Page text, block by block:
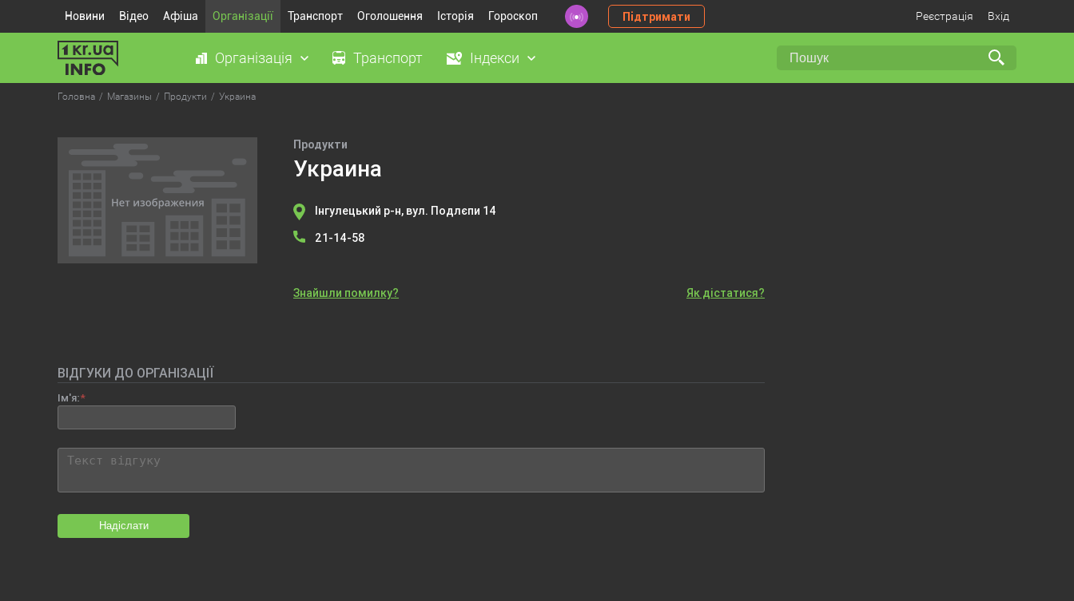
Новини Відео Афіша Організації Транспорт Оголошення Історія Гороскоп Підтримати Реєстрація Вхід
Організація Транспорт Індекси
Головна Магазины Продукти Украина
Продукти
Украина
Інгулецький р-н, вул. Подлєпи 14
21-14-58
Знайшли помилку? Як дістатися?
ВІДГУКИ ДО ОРГАНІЗАЦІЇ
Ім'я:
Надіслати